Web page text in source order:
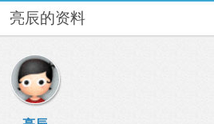
亮辰的资料